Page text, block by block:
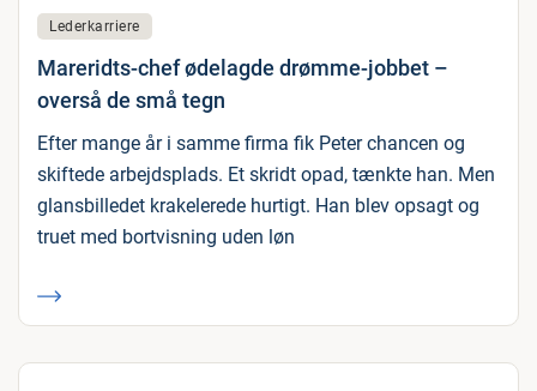
Lederkarriere
Mareridts-chef ødelagde drømme-jobbet –
overså de små tegn
Efter mange år i samme firma fik Peter chancen og
skiftede arbejdsplads. Et skridt opad, tænkte han. Men
glansbilledet krakelerede hurtigt. Han blev opsagt og
truet med bortvisning uden løn